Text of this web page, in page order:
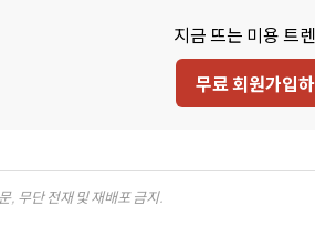
지금 뜨는 미용 트
무료 회원가입
, 무단 전재 및 재배포 금지.